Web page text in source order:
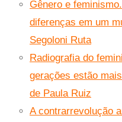
Gênero e
diferenças em um
Segoloni Ruta
Radiografia do
gerações estão
de Paula Ruiz
A contrarrevolução